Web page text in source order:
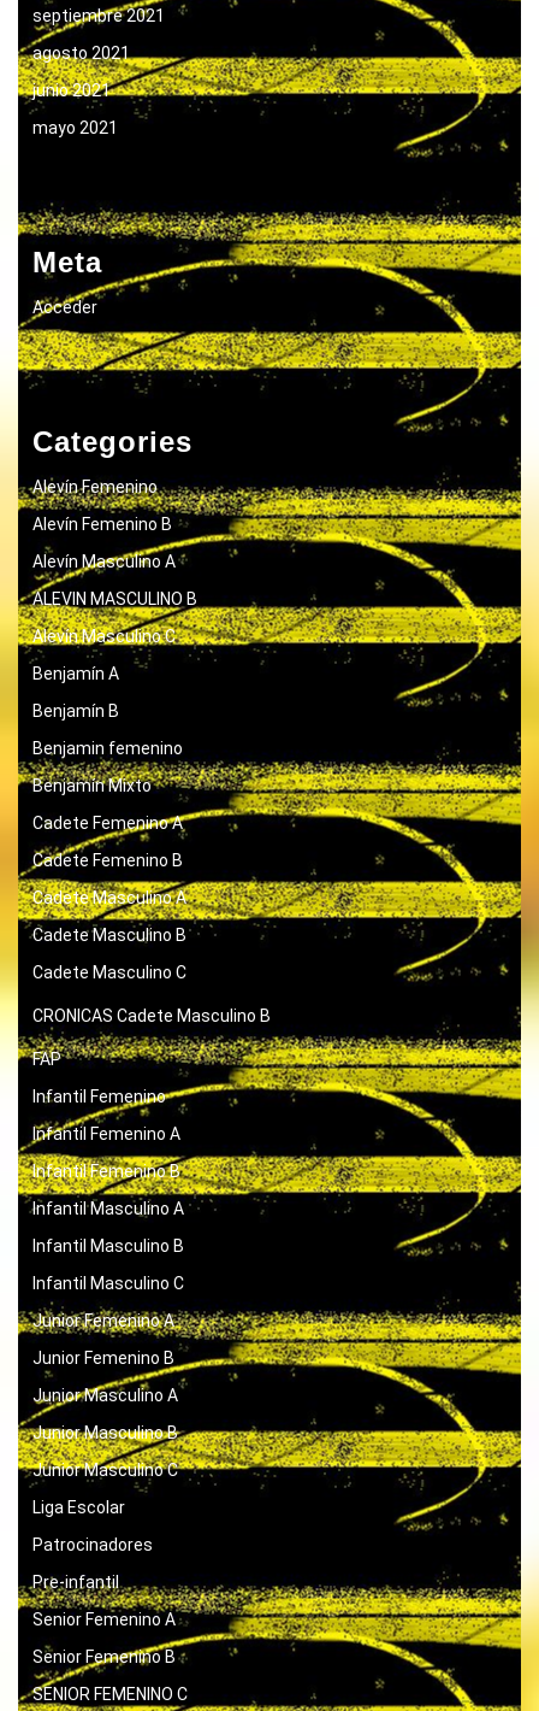
septiembre 2021
agosto 2021
junio 2021
mayo 2021
Meta
Acceder
Categories
Alevín Femenino
Alevín Femenino B
Alevín Masculino A
ALEVIN MASCULINO B
Alevín Masculino C
Benjamín A
Benjamín B
Benjamin femenino
Benjamín Mixto
Cadete Femenino A
Cadete Femenino B
Cadete Masculino A
Cadete Masculino B
Cadete Masculino C
CRONICAS Cadete Masculino B
FAP
Infantil Femenino
Infantil Femenino A
Infantil Femenino B
Infantil Masculino A
Infantil Masculino B
Infantil Masculino C
Junior Femenino A
Junior Femenino B
Junior Masculino A
Junior Masculino B
Junior Masculino C
Liga Escolar
Patrocinadores
Pre-infantil
Senior Femenino A
Senior Femenino B
SENIOR FEMENINO C